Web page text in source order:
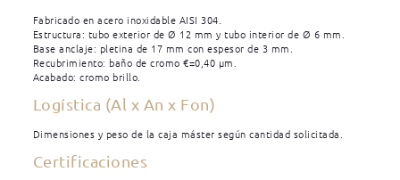
Fabricado en acero inoxidable AISI 304.
Estructura: tubo exterior de Ø 12 mm y tubo interior de Ø 6 mm.
Base anclaje: pletina de 17 mm con espesor de 3 mm.
Recubrimiento: baño de cromo €=0,40 μm.
Acabado: cromo brillo.
Logística (Al x An x Fon)
Dimensiones y peso de la caja máster según cantidad solicitada.
Certificaciones